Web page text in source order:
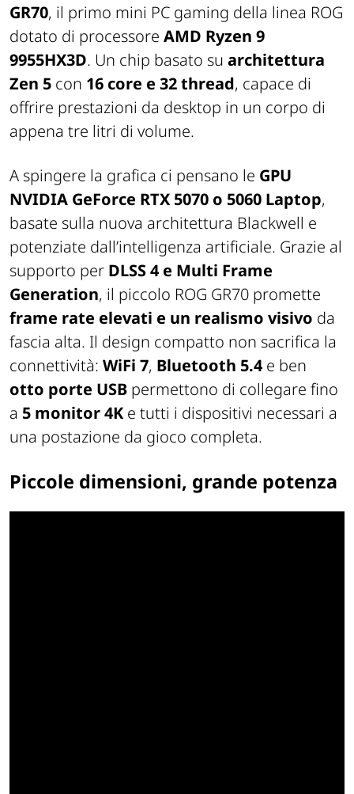
GR70, il primo mini PC gaming della linea ROG
dotato di processore AMD Ryzen 9
9955HX3D. Un chip basato su architettura
Zen 5 con 16 core e 32 thread, capace di
offrire prestazioni da desktop in un corpo di
appena tre litri di volume.
A spingere la grafica ci pensano le GPU
NVIDIA GeForce RTX 5070 o 5060 Laptop,
basate sulla nuova architettura Blackwell e
potenziate dall’intelligenza artificiale. Grazie al
supporto per DLSS 4 e Multi Frame
Generation, il piccolo ROG GR70 promette
frame rate elevati e un realismo visivo da
fascia alta. Il design compatto non sacrifica la
connettività: WiFi 7, Bluetooth 5.4e ben
otto porte USB permettono di collegare fino
a 5 monitor 4K e tutti i dispositivi necessari a
una postazione da gioco completa.
Piccole dimensioni, grande potenza